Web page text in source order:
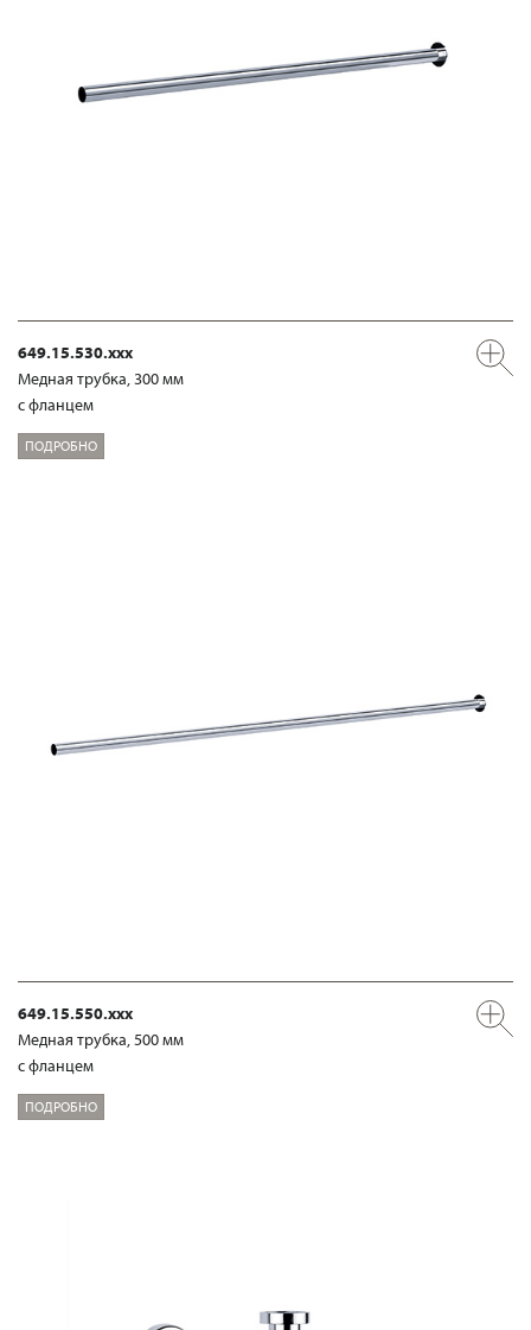
649.15.530.xxx
Медная трубка, 300 мм
с фланцем
ПОДРОБНО
649.15.550.xxx
Медная трубка, 500 мм
с фланцем
ПОДРОБНО